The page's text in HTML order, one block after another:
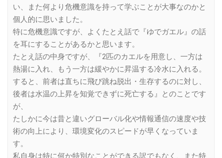
い、また何より危機意識を持って学ぶことが大事なのかと
個人的に思いました。
特に危機意識ですが、よくたとえ話で『ゆでガエル』の話
を耳にすることがあるかと思います。
たとえ話の中身ですが、『2匹のカエルを用意し、一方は
熱湯に入れ、もう一方は緩やかに昇温する冷水に入れる。
すると、前者は直ちに飛び跳ね脱出・生存するのに対し、
後者は水温の上昇を知覚できずに死亡する』とのことです
が、
たしかに今は昔と違いグローバル化や情報通信の速度や技
術の向上により、環境変化のスピードが早くなっていま
す。
私自身は特に何か特別なことができる訳でもなく、また特